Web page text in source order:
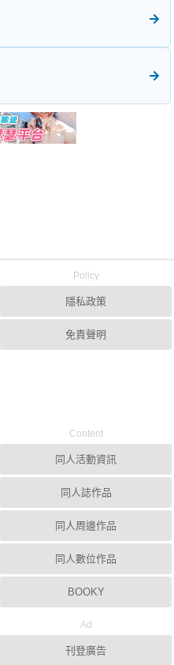
Policy
隱私政策
免責聲明
Content
同人活動資訊
同人誌作品
同人周邊作品
同人數位作品
BOOKY
Ad
刊登廣告